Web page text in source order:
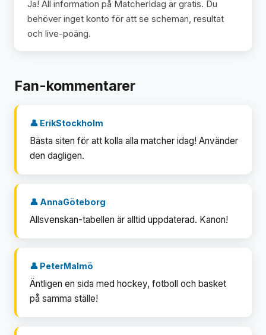
Ja! All information på MatcherIdag är gratis. Du
behöver inget konto för att se scheman, resultat
och live-poäng.
Fan-kommentarer
👤 ErikStockholm
Bästa siten för att kolla alla matcher idag! Använder
den dagligen.
👤 AnnaGöteborg
Allsvenskan-tabellen är alltid uppdaterad. Kanon!
👤 PeterMalmö
Äntligen en sida med hockey, fotboll och basket
på samma ställe!